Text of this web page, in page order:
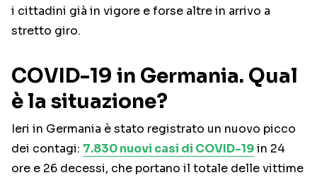
i cittadini già in vigore e forse altre in arrivo a
stretto giro.
COVID-19 in Germania. Qual
è la situazione?
Ieri in Germania è stato registrato un nuovo picco
dei contagi: 7.830 nuovi casi di COVID-19in 24
ore e 26 decessi, che portano il totale delle vittime